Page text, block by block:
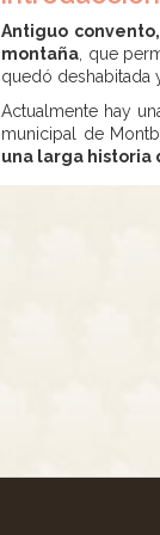
Antiguo
montaña , que
quedó deshabitada
Actualmente hay
municipal de
una larga historia